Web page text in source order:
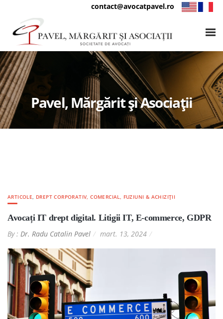
contact@avocatpavel.ro
Pavel, Mărgărit și Asociații
ARTICOLE, DREPT CORPORATIV, COMERCIAL, FUZIUNI & ACHIZIȚII
Avocați IT drept digital. Litigii IT, E-commerce, GDPR
By : Dr. Radu Catalin Pavel mart. 13, 2024